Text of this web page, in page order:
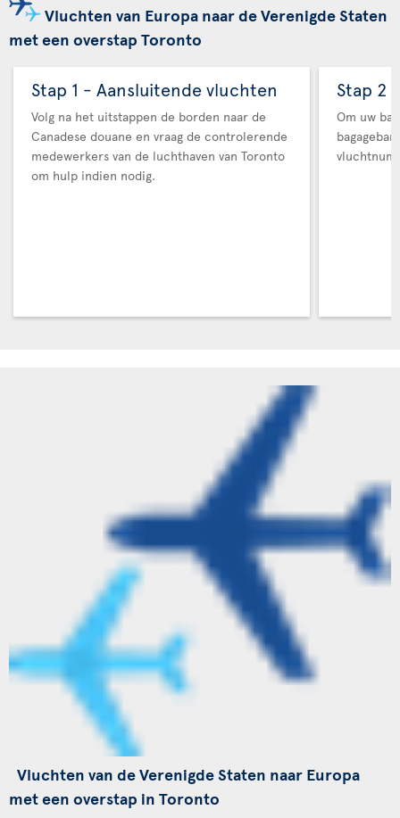
Vluchten van Europa naar de Verenigde Staten
met een overstap Toronto
Stap 1 - Aansluitende vluchten
Volg na het uitstappen de borden naar de
Canadese douane en vraag de controlerende
medewerkers van de luchthaven van Toronto
om hulp indien nodig.
Stap 2
Om uw
Vluchten van de Verenigde Staten naar Europa
met een overstap in Toronto